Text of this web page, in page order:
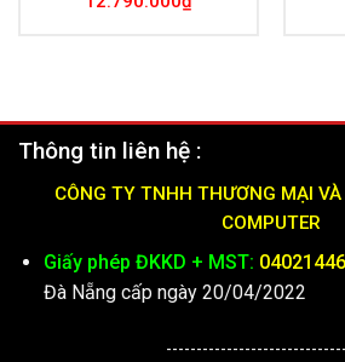
Thông tin liên hệ :
CÔNG TY TNHH THƯƠNG MẠI VÀ
COMPUTER
Giấy phép ĐKKD + MST:
Đà Nẵng cấp ngày 20/04/2022